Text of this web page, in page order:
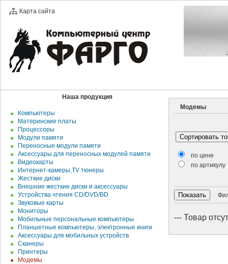
Карта сайта
Наша продукция
Компьютеры
Материнские платы
Процессоры
Модули памяти
Переносные модули памяти
Аксессуары для переносных модулей памяти
Видеокарты
Интернет-камеры,TV тюнеры
Жесткие диски
Внешние жесткие диски и аксесcуары
Устройства чтения CD/DVD/BD
Звуковые карты
Мониторы
Мобильные персональные компьютеры
Планшетные компьютеры, электронные книги
Аксессуары для мобильных устройств
Сканеры
Принтеры
Модемы
Модемы
по цене
по артикулу
--- Товар